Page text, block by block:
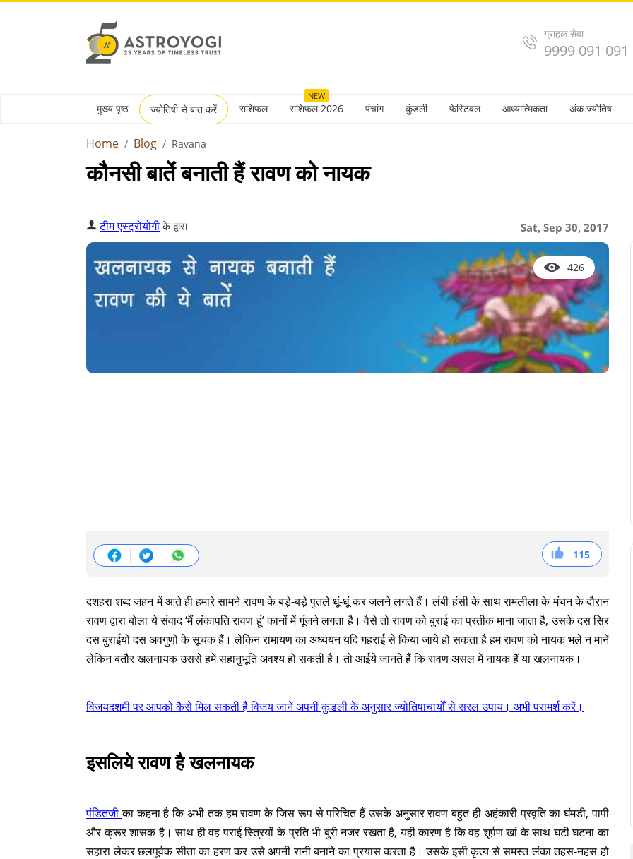
ग्राहक सेवा
9999 091 091
मुख्य पृष्ठ ज्योतिषी से बात करें राशिफल
NEW
राशिफल 2026 पंचांग कुंडली फेस्टिवल आध्यात्मिकता अंक ज्योतिष
Home Blog Ravana
कौनसी बातेंं बनाती हैं रावण को नायक
Sat, Sep 30, 2017
टीम एस्ट्रोयोगीके द्वारा
426
115
38
36
41
दशहरा शब्द जहन में आते ही हमारे सामने रावण के बड़े-बड़े पुतले धूं-धूं कर जलने लगते हैं। लंबी हंसी के साथ रामलीला के मंचन के दौरान
रावण द्वारा बोला ये संवाद ‘मैं लंकापति रावण हूं’ कानों में गूंजने लगता है। वैसे तो रावण को बुराई का प्रतीक माना जाता है, उसके दस सिर
दस बुराईयों दस अवगुणों के सूचक हैं। लेकिन रामायण का अध्ययन यदि गहराई से किया जाये हो सकता है हम रावण को नायक भले न मानें
लेकिन बतौर खलनायक उससे हमें सहानुभूति अवश्य हो सकती है। तो आईये जानते हैं कि रावण असल में नायक हैं या खलनायक।
विजयदशमी पर आपको कैसे मिल सकती है विजय जानें अपनी कुंडली के अनुसार ज्योतिषाचार्यों से सरल उपाय। अभी परामर्श करें।
इसलिये रावण है खलनायक
पंडितजीका कहना है कि अभी तक हम रावण के जिस रूप से परिचित हैं उसके अनुसार रावण बहुत ही अहंकारी प्रवृति का घंमडी, पापी
और क्रूर शासक है। साथ ही वह पराई स्त्रियों के प्रति भी बुरी नजर रखता है, यही कारण है कि वह शूर्पण खां के साथ घटी घटना का
सहारा लेकर छलपूर्वक सीता का हरण कर उसे अपनी रानी बनाने का प्रयास करता है। उसके इसी कृत्य से समस्त लंका तहस-नहस हो